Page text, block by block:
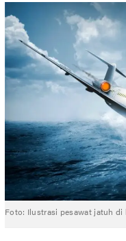
Foto: Ilustrasi pesawat jatuh